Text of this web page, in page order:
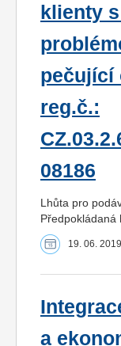
klienty
pečující
reg.č.:
08186
Lhůta pro
Předpokládaná
19. 06. 2019
a